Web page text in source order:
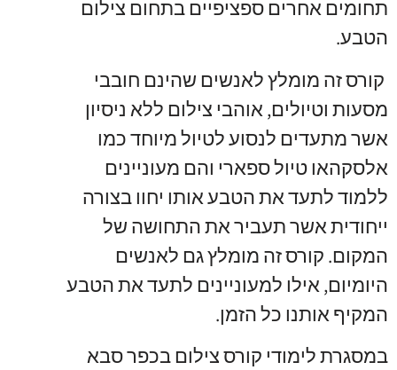
תחומים אחרים ספציפיים בתחום צילום
הטבע.
קורס זה מומלץ לאנשים שהינם חובבי
מסעות וטיולים, אוהבי צילום ללא ניסיון
אשר מתעדים לנסוע לטיול מיוחד כמו
אלסקהאו טיול ספארי והם מעוניינים
ללמוד לתעד את הטבע אותו יחוו בצורה
ייחודית אשר תעביר את התחושה של
המקום. קורס זה מומלץ גם לאנשים
היומיום, אילו למעוניינים לתעד את הטבע
המקיף אותנו כל הזמן.
במסגרת לימודי קורס צילום בכפר סבא